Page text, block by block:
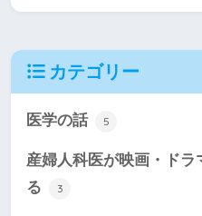
カテゴリー
医学の話 5
産婦人科医が映画・ドラ
る
3